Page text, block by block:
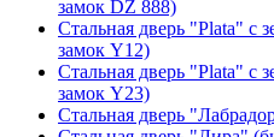
замок DZ 888)
Стальная дверь "Plata" с
замок Y12)
Стальная дверь "Plata" с
замок Y23)
Стальная дверь